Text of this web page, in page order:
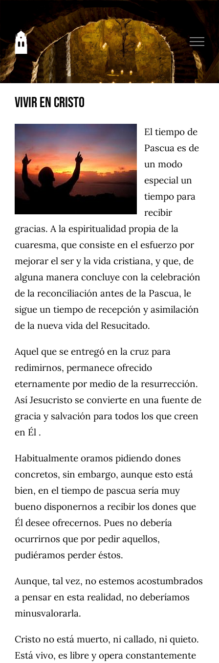
contenido
Vivir en Cristo
El tiempo de
Pascua es de
un modo
especial un
tiempo para
recibir
gracias. A la espiritualidad propia de la
cuaresma, que consiste en el esfuerzo por
mejorar el ser y la vida cristiana, y que, de
alguna manera concluye con la celebración
de la reconciliación antes de la Pascua, le
sigue un tiempo de recepción y asimilación
de la nueva vida del Resucitado.
Aquel que se entregó en la cruz para
redimirnos, permanece ofrecido
eternamente por medio de la resurrección.
Así Jesucristo se convierte en una fuente de
gracia y salvación para todos los que creen
en Él .
Habitualmente oramos pidiendo dones
concretos, sin embargo, aunque esto está
bien, en el tiempo de pascua sería muy
bueno disponernos a recibir los dones que
Él desee ofrecernos. Pues no debería
ocurrirnos que por pedir aquellos,
pudiéramos perder éstos.
Aunque, tal vez, no estemos acostumbrados
a pensar en esta realidad, no deberíamos
minusvalorarla.
Cristo no está muerto, ni callado, ni quieto.
Está vivo, es libre y opera constantemente